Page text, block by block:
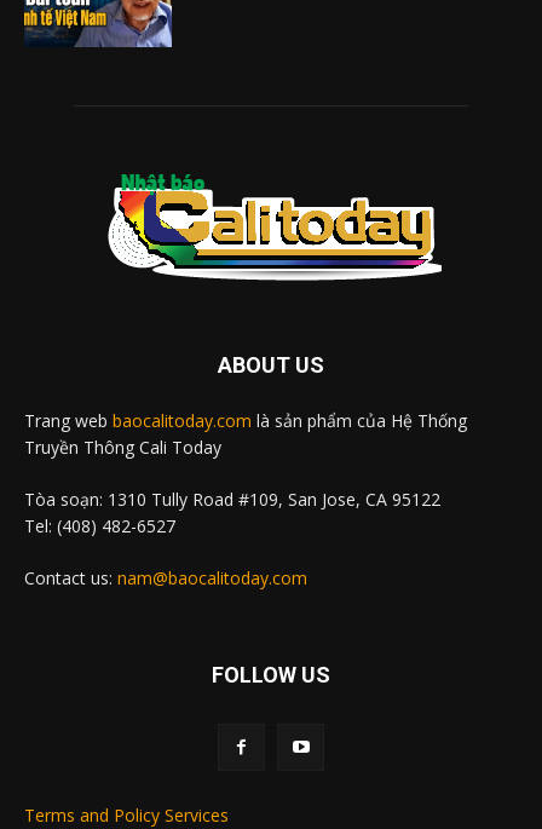
ABOUT US
Trang web baocalitoday.com là sản phẩm của Hệ Thống
Truyền Thông Cali Today
Tòa soạn: 1310 Tully Road #109, San Jose, CA 95122
Tel: (408) 482-6527
Contact us: nam@baocalitoday.com
FOLLOW US
Terms and Policy Services